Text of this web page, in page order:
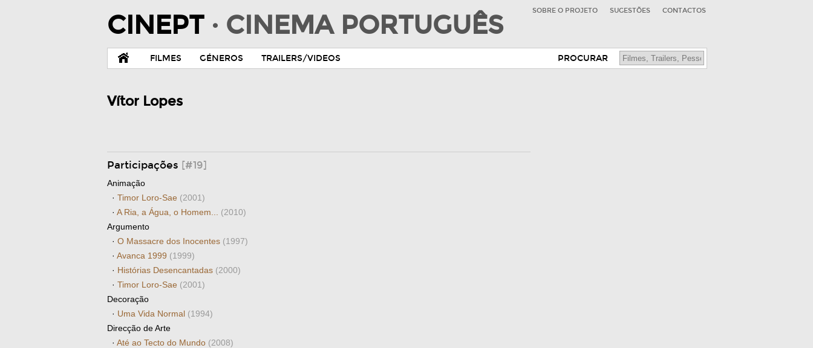
CINEPT · CINEMA PORTUGUÊS SOBRE O PROJETO SUGESTÕES CONTACTOS
FILMES GÉNEROS TRAILERS/VIDEOS PROCURAR
Vítor Lopes
Participações [#19]
Animação
· Timor Loro-Sae (2001)
· A Ria, a Água, o Homem... (2010)
Argumento
· O Massacre dos Inocentes (1997)
· Avanca 1999 (1999)
· Histórias Desencantadas (2000)
· Timor Loro-Sae (2001)
Decoração
· Uma Vida Normal (1994)
Direcção de Arte
· Até ao Tecto do Mundo (2008)